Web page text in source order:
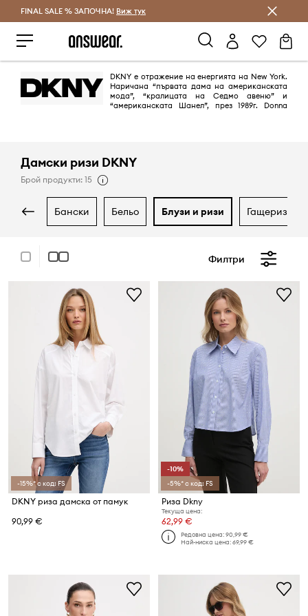
Спестявай с Answear Club
FINAL SALE % ЗАПОЧНА! Виж тук
DKNY е отражение на енергията на New York.
Наричана “първата дама на американската
мода”, “кралицата на Седмо авеню” и
“американската Шанел”, през 1989г. Donna
Дамски ризи DKNY
Брой продукти: 15
бански бельо блузи и ризи гащеризони
Филтри
-15%* с код: FS
DKNY риза дамска от памук
90,99 €
-10%
-5%* с код: FS
Риза Dkny
Текуща цена:
62,99 €
Редовна цена:90,99 €
Най-ниска цена:69,99 €